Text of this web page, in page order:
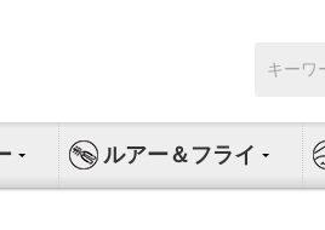
索:
ルアー＆フライ